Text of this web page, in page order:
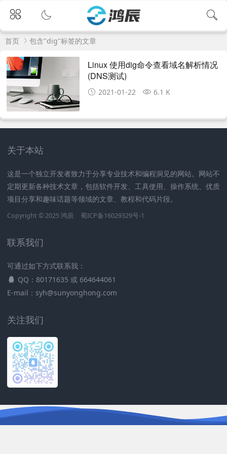
首页 包含"dig"标签的文章
Linux 使用dig命令查看域名解析情况
(DNS测试)
2021-01-22 6.1 K
关于本站
这是一个独立开发者致力于分享专业技术和编程洞见的网站。网站不
定期更新各种技术文章，包括软件开发、工具使用、操作系统、优质
项目分享和趣味话题等领域的文章、教程和代码片段。
Copyright © 2025鸿辰 蜀ICP备16029329号-1
联系我们
可通过如下方式联系我：
QQ：80171635 或 664644061
E-mail：syh@sunyonghong.com
关注我们